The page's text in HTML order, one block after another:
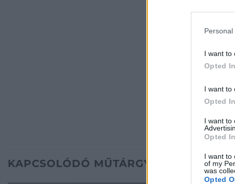
I want to
Opted In
I want to
Opted In
I want to
Opted In
I want to
of my
was
Opted
KAPCSOLÓDÓ MŰTÁRGYAK